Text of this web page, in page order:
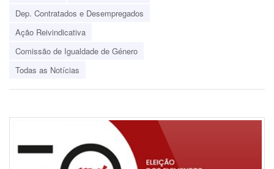
Dep. Contratados e Desempregados
Ação Reivindicativa
Comissão de Igualdade de Género
Todas as Notícias